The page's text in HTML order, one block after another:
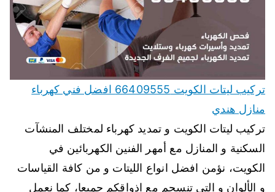
تركيب ليتات الكويت 66409555 افضل فني كهرباء
منازل هندي
تركيب ليتات الكويت و تمديد كهرباء لمختلف المنشآت
السكنية و المنازل مع أمهر الفنين الكهربائين في
الكويت، نؤمن افضل انواع الليتات و من كافة القياسات
و الألوان و التي تنسجم مع اذواقكم جميعا، كما نعمل